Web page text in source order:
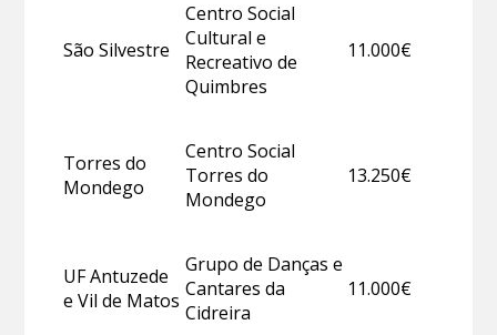
São Silvestre
Centro Social
Cultural e
Recreativo de
Quimbres
11.000€
Torres do
Mondego
Centro Social
Torres do
Mondego
13.250€
UF Antuzede
e Vil de Matos
Grupo de Danças e
Cantares da
Cidreira
11.000€